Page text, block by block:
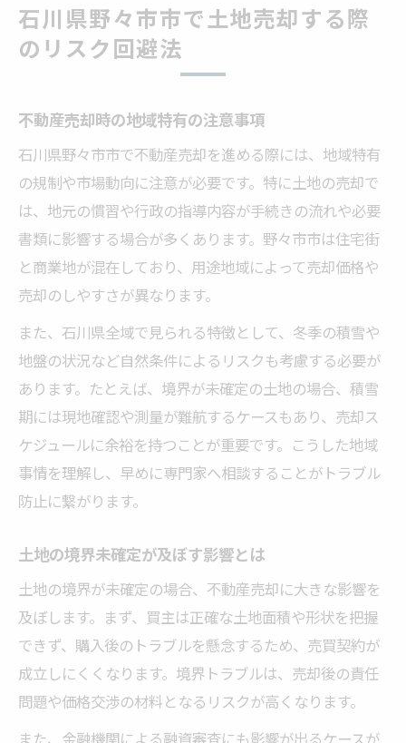
石川県野々市市で土地売却する際
のリスク回避法
不動産売却時の地域特有の注意事項
石川県野々市市で不動産売却を進める際には、地域特有
の規制や市場動向に注意が必要です。特に土地の売却で
は、地元の慣習や行政の指導内容が手続きの流れや必要
書類に影響する場合が多くあります。野々市市は住宅街
と商業地が混在しており、用途地域によって売却価格や
売却のしやすさが異なります。
また、石川県全域で見られる特徴として、冬季の積雪や
地盤の状況など自然条件によるリスクも考慮する必要が
あります。たとえば、境界が未確定の土地の場合、積雪
期には現地確認や測量が難航するケースもあり、売却ス
ケジュールに余裕を持つことが重要です。こうした地域
事情を理解し、早めに専門家へ相談することがトラブル
防止に繋がります。
土地の境界未確定が及ぼす影響とは
土地の境界が未確定の場合、不動産売却に大きな影響を
及ぼします。まず、買主は正確な土地面積や形状を把握
できず、購入後のトラブルを懸念するため、売買契約が
成立しにくくなります。境界トラブルは、売却後の責任
問題や価格交渉の材料となるリスクが高くなります。
また、金融機関による融資審査にも影響が出るケースが